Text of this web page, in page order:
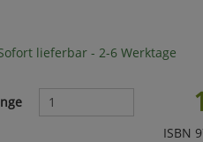
lieferbar - 2-6 Werktage
ISBN